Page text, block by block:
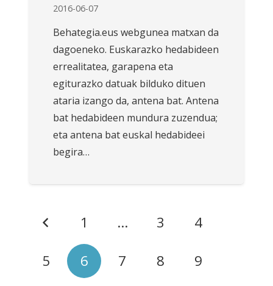
2016-06-07
Behategia.eus webgunea matxan da
dagoeneko. Euskarazko hedabideen
errealitatea, garapena eta
egiturazko datuak bilduko dituen
ataria izango da, antena bat. Antena
bat hedabideen mundura zuzendua;
eta antena bat euskal hedabideei
begira…
1 … 3 4
5 6 7 8 9